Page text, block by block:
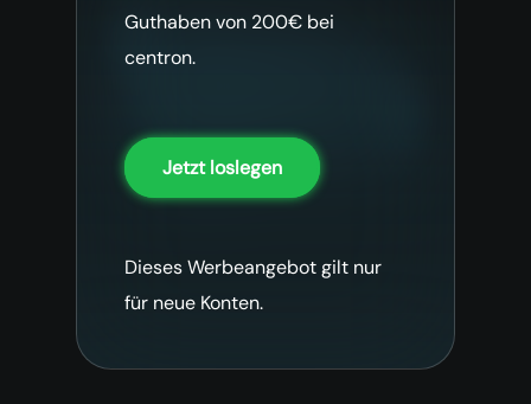
Guthaben von 200€ bei
centron.
Jetzt loslegen
Dieses Werbeangebot gilt nur
für neue Konten.